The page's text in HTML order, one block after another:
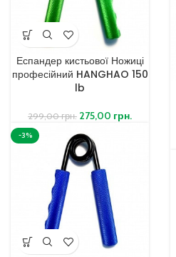
Еспандер кистьової Ножиці
професійний HANGHAO 150
lb
299,00грн. 275,00 грн.
-3%